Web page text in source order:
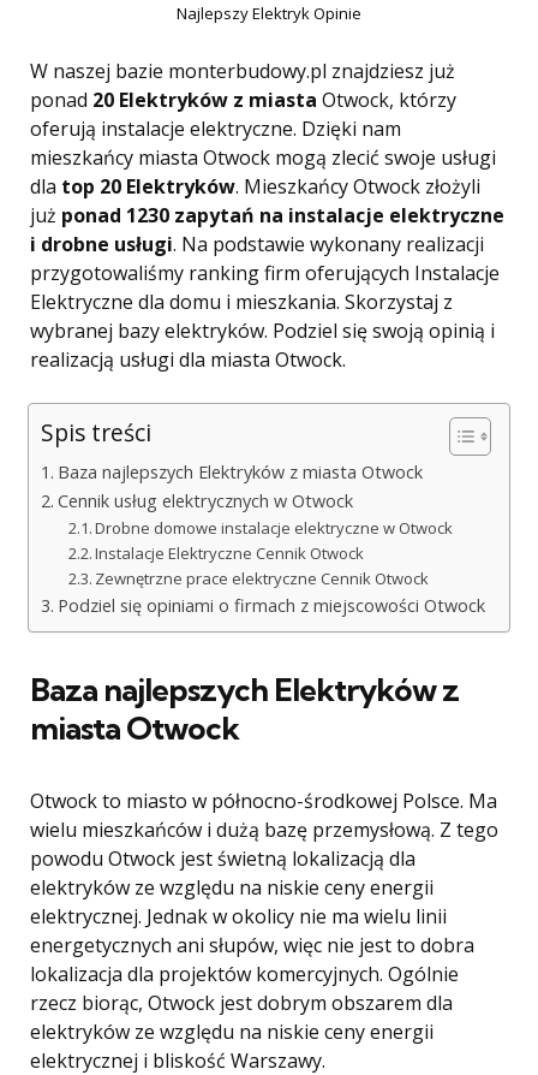
Najlepszy Elektryk Opinie
W naszej bazie monterbudowy.pl znajdziesz już
ponad 20 Elektryków z miasta Otwock, którzy
oferują instalacje elektryczne. Dzięki nam
mieszkańcy miasta Otwock mogą zlecić swoje usługi
dla top 20 Elektryków. Mieszkańcy Otwock złożyli
już ponad 1230 zapytań na instalacje elektryczne
i drobne usługi. Na podstawie wykonany realizacji
przygotowaliśmy ranking firm oferujących Instalacje
Elektryczne dla domu i mieszkania. Skorzystaj z
wybranej bazy elektryków. Podziel się swoją opinią i
realizacją usługi dla miasta Otwock.
Spis treści
Baza najlepszych Elektryków z miasta Otwock
Cennik usług elektrycznych w Otwock
Drobne domowe instalacje elektryczne w Otwock
Instalacje Elektryczne Cennik Otwock
Zewnętrzne prace elektryczne Cennik Otwock
Podziel się opiniami o firmach z miejscowości Otwock
Baza najlepszych Elektryków z
miasta Otwock
Otwock to miasto w północno-środkowej Polsce. Ma
wielu mieszkańców i dużą bazę przemysłową. Z tego
powodu Otwock jest świetną lokalizacją dla
elektryków ze względu na niskie ceny energii
elektrycznej. Jednak w okolicy nie ma wielu linii
energetycznych ani słupów, więc nie jest to dobra
lokalizacja dla projektów komercyjnych. Ogólnie
rzecz biorąc, Otwock jest dobrym obszarem dla
elektryków ze względu na niskie ceny energii
elektrycznej i bliskość Warszawy.